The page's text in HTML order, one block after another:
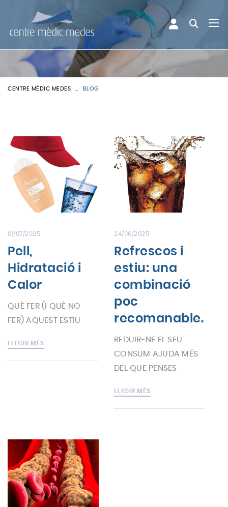
CENTRE MÈDIC MEDES BLOG
01/07/2025
Pell,
Hidratació i
Calor
QUÈ FER (I QUÈ NO
FER) AQUEST ESTIU
LLEGIR MÉS
24/06/2025
Refrescos i
estiu: una
combinació
poc
recomanable.
REDUIR-NE EL SEU
CONSUM AJUDA MÉS
DEL QUE PENSES
LLEGIR MÉS